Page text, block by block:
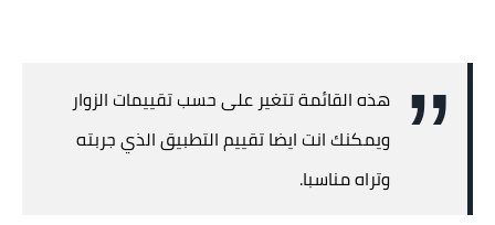
هذه القائمة تتغير على حسب تقييمات الزوار
ويمكنك انت ايضا تقييم التطبيق الذي جربته
وتراه مناسبا.